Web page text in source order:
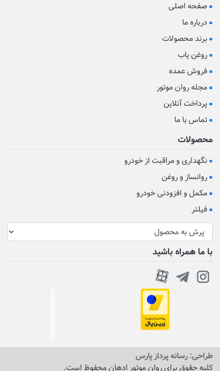
صفحه اصلی
درباره ما
برند محصولات
روغن یاب
فروش عمده
مجله روان موتور
پرداخت آنلاین
تماس با ما
محصولات
نگهداری و مراقبت از خودرو
روانساز و روغن
مکمل و افزودنی خودرو
فیلتر
با ما همراه باشید
طراحی: رسانه پرداز پارس
کلیه حقوق برای روان موتور ادهان محفوظ است.